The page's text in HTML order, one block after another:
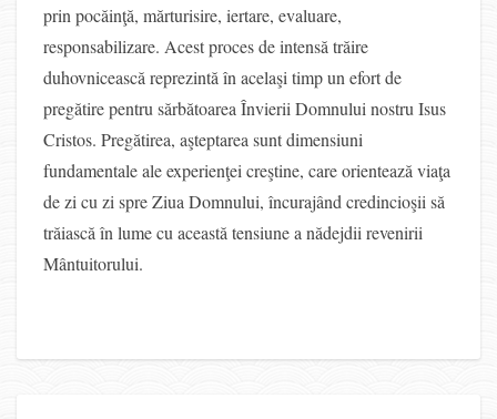
prin pocăinţă, mărturisire, iertare, evaluare,
responsabilizare. Acest proces de intensă trăire
duhovnicească reprezintă în acelaşi timp un efort de
pregătire pentru sărbătoarea Învierii Domnului nostru Isus
Cristos. Pregătirea, aşteptarea sunt dimensiuni
fundamentale ale experienţei creştine, care orientează viaţa
de zi cu zi spre Ziua Domnului, încurajând credincioşii să
trăiască în lume cu această tensiune a nădejdii revenirii
Mântuitorului.